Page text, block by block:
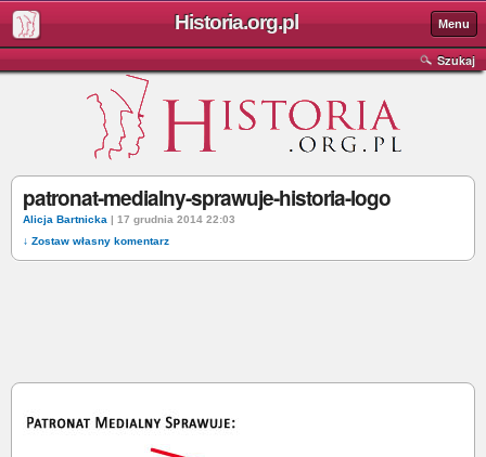
Historia.org.pl Menu
Szukaj
patronat-medialny-sprawuje-historia-logo
Alicja Bartnicka | 17 grudnia 2014 22:03
↓ Zostaw własny komentarz